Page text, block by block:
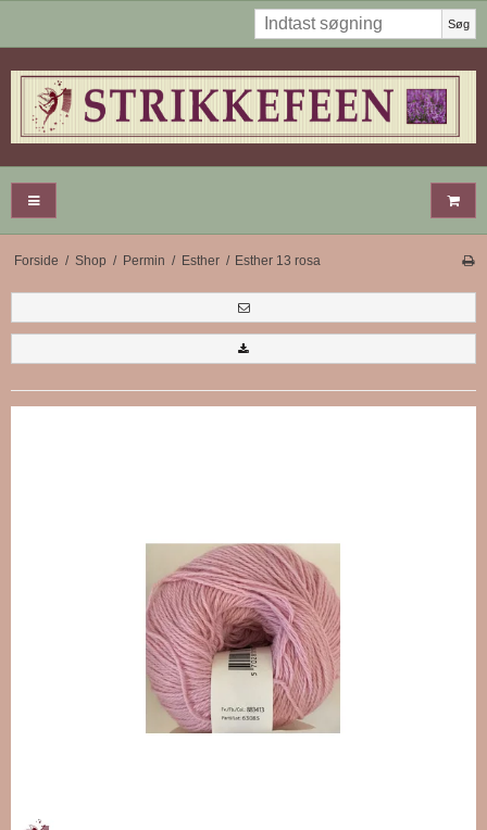
Søg
Forside / Shop / Permin / Esther / Esther 13 rosa